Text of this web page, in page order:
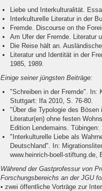
Liebe und Interkulturalität.
Interkulturelle Literatur in der
Fremde. Discourse on the
Am Ufer der Fremde. Literatur
Die Reise hält an.
Literatur und Identität in der
1985, 1989.
Einige seiner jüngsten Beiträge:
"Schreiben in der Fremde". In:
Stuttgart: Ifa 2010, S. 76-80.
"Über die Typologie des
Literatur(en) ohne festen
Edition Lendemains. Tübingen:
"Interkulturelle Liebe als
Deutschland". In:
www.heinrich-boell-stiftung.de,
Während der Gastprofessur von
Forschungsbereichs an der JGU
• zwei öffentliche Vorträge zur